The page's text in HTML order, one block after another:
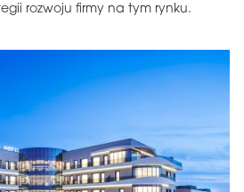
rozwoju firmy na tym rynku.